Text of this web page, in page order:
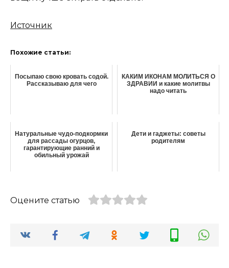
Источник
Похожие статьи:
Посыпаю свою кровать содой.
Рассказываю для чего
КАКИМ ИКОНАМ МОЛИТЬСЯ О
ЗДРАВИИ и какие молитвы
надо читать
Натуральные чудо-подкормки
для рассады огурцов,
гарантирующие ранний и
обильный урожай
Дети и гаджеты: советы
родителям
Оцените статью